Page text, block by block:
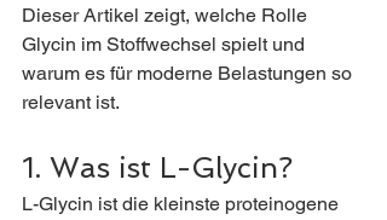
Dieser Artikel zeigt, welche Rolle
Glycin im Stoffwechsel spielt und
warum es für moderne Belastungen so
relevant ist.
1. Was ist L-Glycin?
L-Glycin ist die kleinste proteinogene